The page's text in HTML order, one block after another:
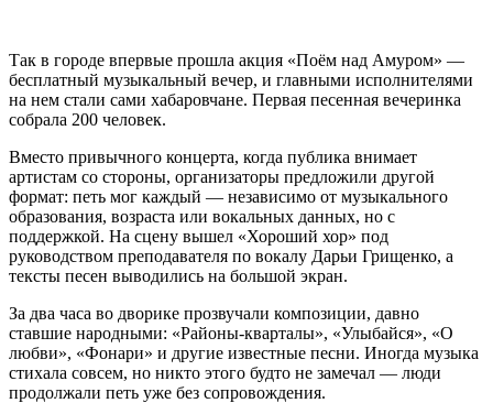
Так в городе впервые прошла акция «Поём над Амуром» —
бесплатный музыкальный вечер, и главными исполнителями
на нем стали сами хабаровчане. Первая песенная вечеринка
собрала 200 человек.
Вместо привычного концерта, когда публика внимает
артистам со стороны, организаторы предложили другой
формат: петь мог каждый — независимо от музыкального
образования, возраста или вокальных данных, но с
поддержкой. На сцену вышел «Хороший хор» под
руководством преподавателя по вокалу Дарьи Грищенко, а
тексты песен выводились на большой экран.
За два часа во дворике прозвучали композиции, давно
ставшие народными: «Районы-кварталы», «Улыбайся», «О
любви», «Фонари» и другие известные песни. Иногда музыка
стихала совсем, но никто этого будто не замечал — люди
продолжали петь уже без сопровождения.